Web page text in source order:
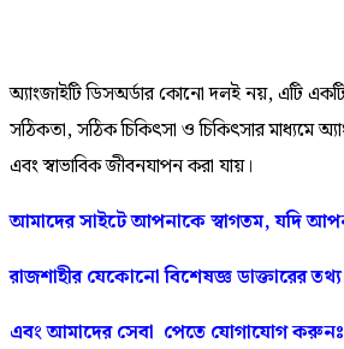
অ্যাংজাইটি ডিসঅর্ডার কোনো দলই নয়, এটি
সঠিকতা, সঠিক চিকিৎসা ও চিকিৎসার মাধ্যমে
এবং স্বাভাবিক জীবনযাপন করা যায়।
আমাদের সাইটে আপনাকে স্বাগতম, যদি
রাজশাহীর যেকোনো বিশেষজ্ঞডাক্তারের
এবং আমাদের সেবা পেতে যোগাযোগ করুনঃ